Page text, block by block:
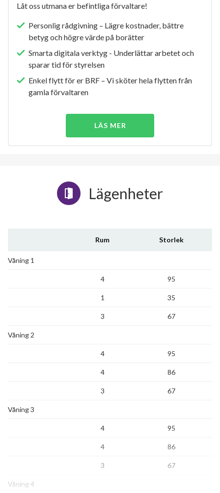
Låt oss utmana er befintliga förvaltare!
Personlig rådgivning – Lägre kostnader, bättre
betyg och högre värde på borätter
Smarta digitala verktyg - Underlättar arbetet och
sparar tid för styrelsen
Enkel flytt för er BRF – Vi sköter hela flytten från
gamla förvaltaren
LÄS MER
Lägenheter
Rum Storlek
Våning 1
4 95
1 35
3 67
Våning 2
4 95
4 86
3 67
Våning 3
4 95
4 86
3 67
Våning 4